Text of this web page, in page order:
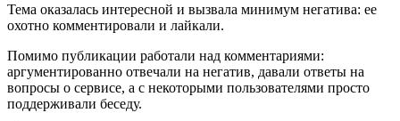
Тема оказалась интересной и вызвала минимум негатива: ее
охотно комментировали и лайкали.
Помимо публикации работали над комментариями:
аргументированно отвечали на негатив, давали ответы на
вопросы о сервисе, а с некоторыми пользователями просто
поддерживали беседу.